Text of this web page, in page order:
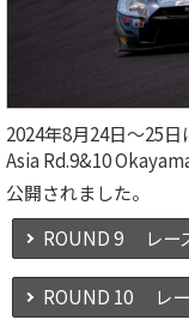
2024年8月24日～25
Asia Rd.9&10
公開されました。
ROUND 9 レー
ROUND 10 レ